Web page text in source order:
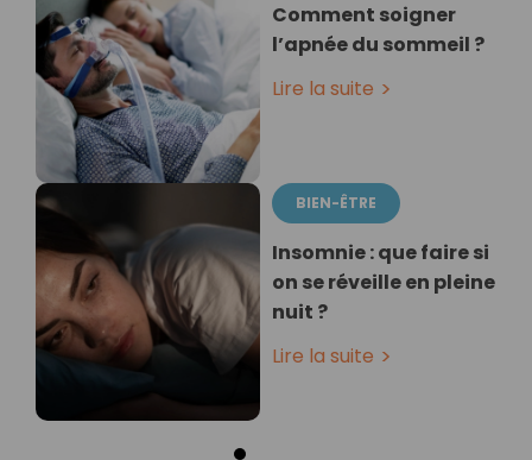
Comment soigner
l’apnée du sommeil ?
Lire la suite
BIEN-ÊTRE
Insomnie : que faire si
on se réveille en pleine
nuit ?
Lire la suite